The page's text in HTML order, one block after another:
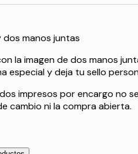
manos juntas
la imagen de dos manos
especial y deja tu sello
impresos por encargo no
cambio ni la compra abierta.